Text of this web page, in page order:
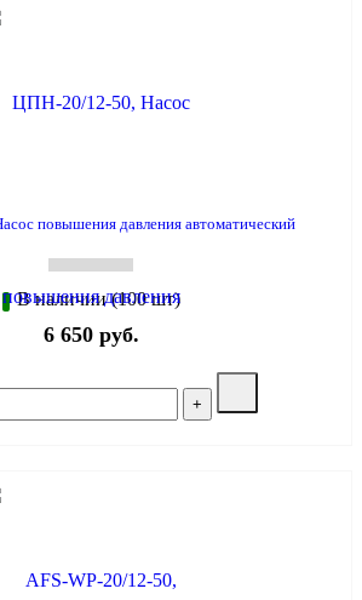
повышения давления автоматический
В наличии (100 шт)
6 650 руб.